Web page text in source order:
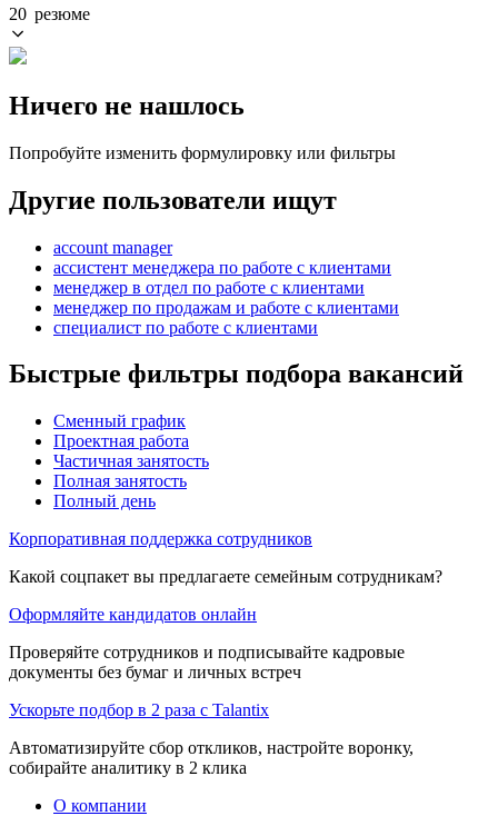
20 резюме
Ничего не нашлось
Попробуйте изменить формулировку или фильтры
Другие пользователи ищут
account manager
ассистент менеджера по работе с клиентами
менеджер в отдел по работе с клиентами
менеджер по продажам и работе с клиентами
специалист по работе с клиентами
Быстрые фильтры подбора вакансий
Сменный график
Проектная работа
Частичная занятость
Полная занятость
Полный день
Корпоративная поддержка сотрудников
Какой соцпакет вы предлагаете семейным сотрудникам?
Оформляйте кандидатов онлайн
Проверяйте сотрудников и подписывайте кадровые
документы без бумаг и личных встреч
Ускорьте подбор в 2 раза с Talantix
Автоматизируйте сбор откликов, настройте воронку,
собирайте аналитику в 2 клика
О компании